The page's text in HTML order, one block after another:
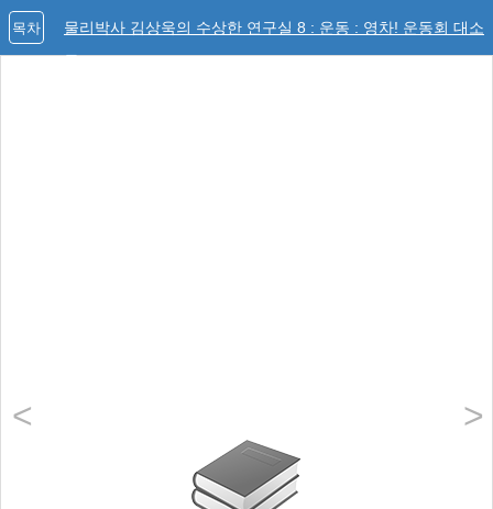
물리박사 김상욱의 수상한 연구실 8 : 운동 : 영차! 운동회 대소
동
목차
< >